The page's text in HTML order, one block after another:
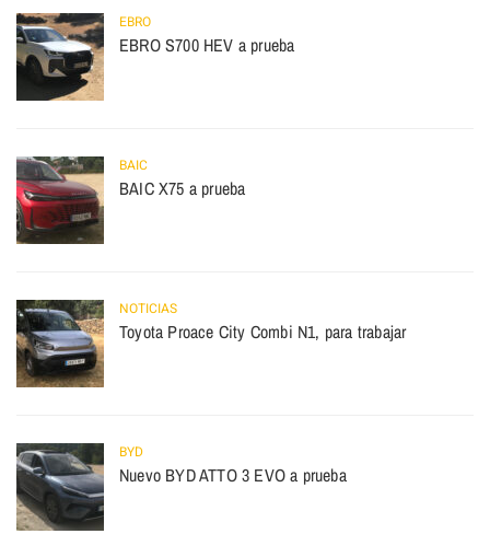
EBRO
EBRO S700 HEV a prueba
BAIC
BAIC X75 a prueba
NOTICIAS
Toyota Proace City Combi N1, para trabajar
BYD
Nuevo BYD ATTO 3 EVO a prueba